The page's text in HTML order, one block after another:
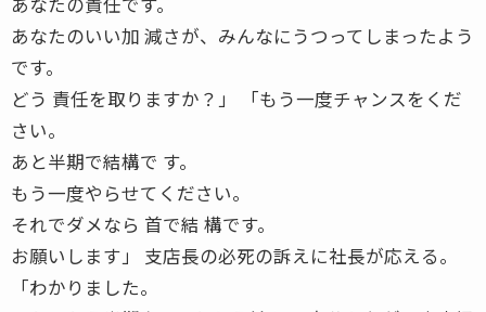
あなたのいい加 減さが、みんなにうつってしまったよう
です。
どう 責任を取りますか？」 「もう一度チャンスをくだ
さい。
あと半期で結構で す。
もう一度やらせてください。
それでダメなら 首で結 構です。
お願いします」 支店長の必死の訴えに社長が応える。
「わかりました。